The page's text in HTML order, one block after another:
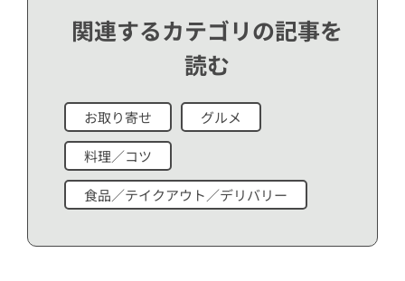
関連するカテゴリの記事を
読む
お取り寄せ グルメ
料理／コツ
食品／テイクアウト／デリバリー